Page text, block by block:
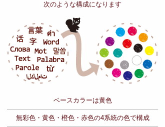
次のような構成になります
ベースカラーは黄色
無彩色・黄色・橙色・赤色の4系統の色で構成